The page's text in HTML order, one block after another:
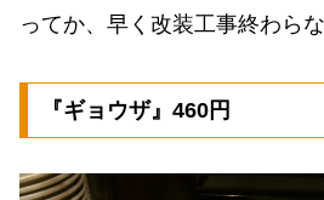
ってか、早く改装工事終わら
『ギョウザ』460円